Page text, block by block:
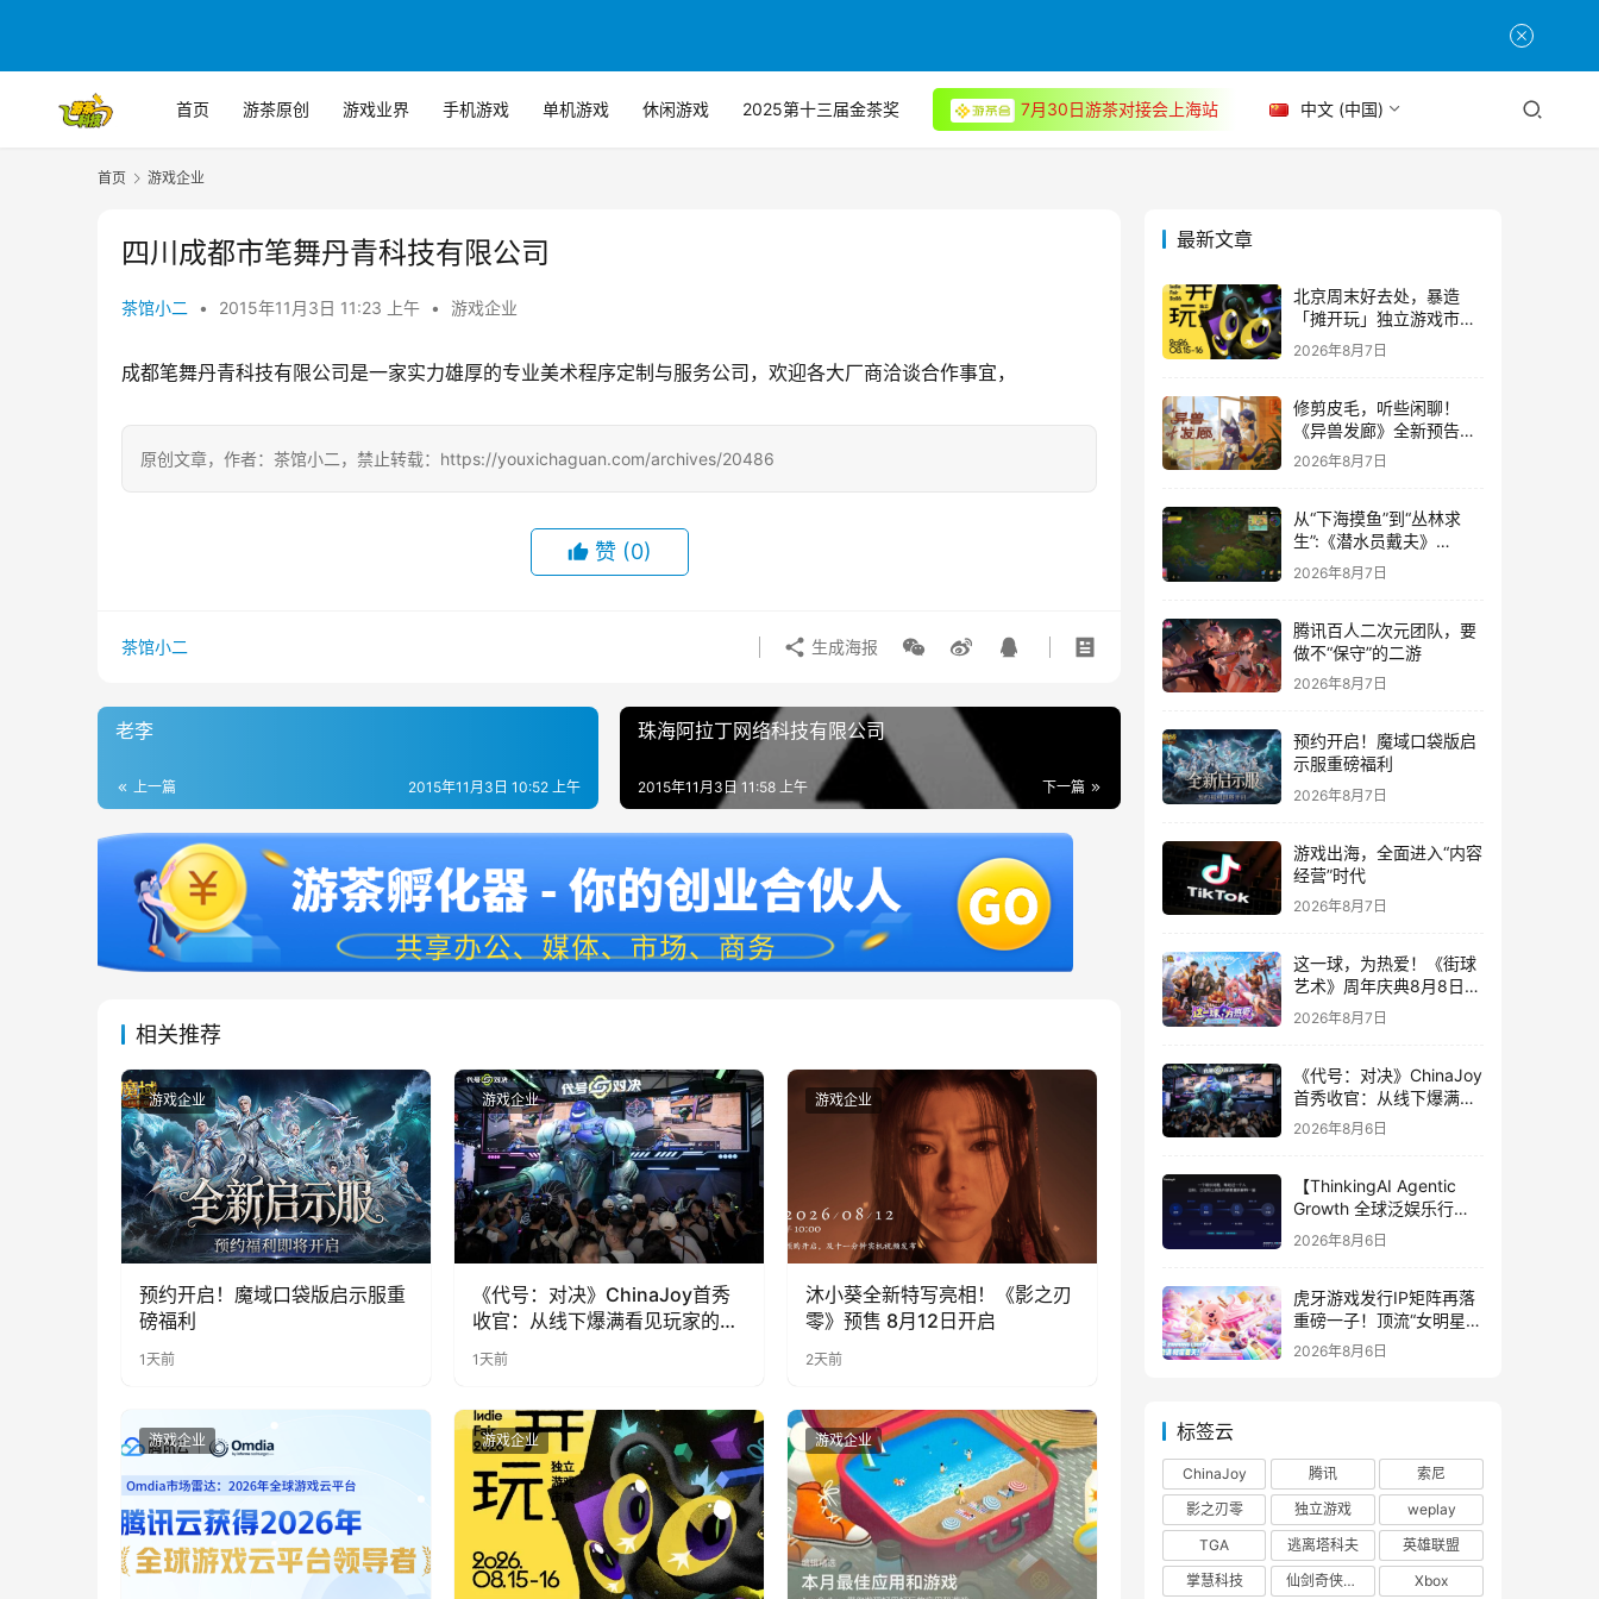
首页 游茶原创 游戏业界 手机游戏 单机游戏 休闲游戏 2025第十三届金茶奖 7月30日游茶对接会上海站 中文 (中国)
首页 游戏企业
四川成都市笔舞丹青科技有限公司
茶馆小二 • 2015年11月3日 11:23 上午 • 游戏企业
成都笔舞丹青科技有限公司是一家实力雄厚的专业美术程序定制与服务公司，欢迎各大厂商洽谈合作事宜，
原创文章，作者：茶馆小二，禁止转载：https://youxichaguan.com/archives/20486
赞 (0)
茶馆小二 生成海报
老李
上一篇 2015年11月3日 10:52 上午
珠海阿拉丁网络科技有限公司
下一篇
2015年11月3日 11:58 上午
相关推荐
游戏企业
预约开启！魔域口袋版启示服重
磅福利
1天前
游戏企业
《代号：对决》ChinaJoy首秀
收官：从线下爆满看见玩家的真
实期待
1天前
游戏企业
沐小葵全新特写亮相！《影之刃
零》预售 8月12日开启
2天前
游戏企业 游戏企业 游戏企业
最新文章
北京周末好去处，暴造
「摊开玩」独立游戏市集
正式开票！
2026年8月7日
修剪皮毛，听些闲聊！
《异兽发廊》全新预告与
Steam免费试玩公开
2026年8月7日
从“下海摸鱼”到“丛林求
生”:《潜水员戴夫》
DLC《丛林》移动端定档
8月14日
2026年8月7日
腾讯百人二次元团队，要
做不“保守”的二游
2026年8月7日
预约开启！魔域口袋版启
示服重磅福利
2026年8月7日
游戏出海，全面进入“内容
经营”时代
2026年8月7日
这一球，为热爱！《街球
艺术》周年庆典8月8日正
式上线，多重福利与全新
内容同步开启
2026年8月7日
《代号：对决》ChinaJoy
首秀收官：从线下爆满看
见玩家的真实期待
2026年8月6日
【ThinkingAI Agentic
Growth 全球泛娱乐行业
峰会】Agent 时代，人到
底负责什么
2026年8月6日
虎牙游戏发行IP矩阵再落
重磅一子！顶流“女明星”
ZANMANG LOOPY 正版
2026年8月6日
标签云
ChinaJoy 腾讯
索尼
影之刃零
独立游戏
weplay
TGA
逃离塔科夫
英雄联盟
掌慧科技
仙剑奇侠传四 Xbox